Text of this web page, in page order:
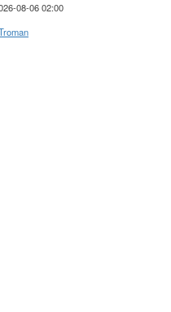
08-06 02:00